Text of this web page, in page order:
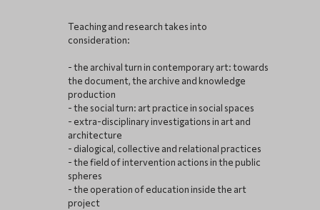
Teaching and research takes into
consideration:
- the archival turn in contemporary art: towards
the document, the archive and knowledge
production
- the social turn: art practice in social spaces
- extra-disciplinary investigations in art and
architecture
- dialogical, collective and relational practices
- the field of intervention actions in the public
spheres
- the operation of education inside the art
project